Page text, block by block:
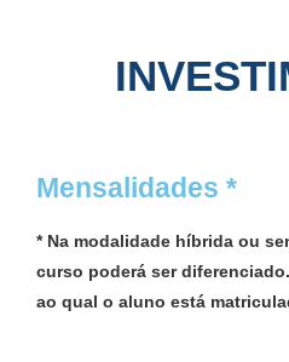
Mensalidades *
* Na modalidade híbrida ou
curso poderá ser
ao qual o aluno está